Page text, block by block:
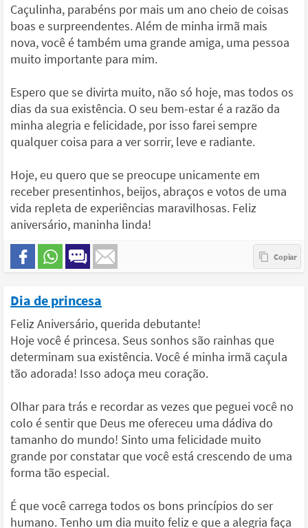
Caçulinha, parabéns por mais um ano cheio de coisas
boas e surpreendentes. Além de minha irmã mais
nova, você é também uma grande amiga, uma pessoa
muito importante para mim.
Espero que se divirta muito, não só hoje, mas todos os
dias da sua existência. O seu bem-estar é a razão da
minha alegria e felicidade, por isso farei sempre
qualquer coisa para a ver sorrir, leve e radiante.
Hoje, eu quero que se preocupe unicamente em
receber presentinhos, beijos, abraços e votos de uma
vida repleta de experiências maravilhosas. Feliz
aniversário, maninha linda!
Dia de princesa
Feliz Aniversário, querida debutante!
Hoje você é princesa. Seus sonhos são rainhas que
determinam sua existência. Você é minha irmã caçula
tão adorada! Isso adoça meu coração.
Olhar para trás e recordar as vezes que peguei você no
colo é sentir que Deus me ofereceu uma dádiva do
tamanho do mundo! Sinto uma felicidade muito
grande por constatar que você está crescendo de uma
forma tão especial.
É que você carrega todos os bons princípios do ser
humano. Tenho um dia muito feliz e que a alegria faça